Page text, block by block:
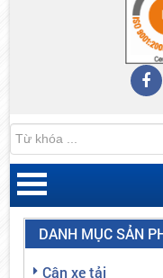
DANH MỤC SẢN
Cân xe tải